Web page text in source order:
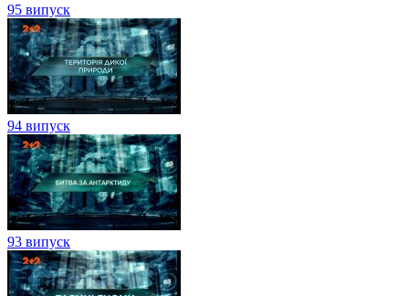
95 випуск
94 випуск
93 випуск